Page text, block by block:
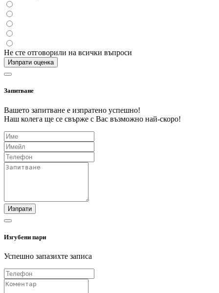
Не сте отговорили на всички въпроси
Изпрати оценка
Запитване
Вашето запитване е изпратено успешно!
Наш колега ще се свърже с Вас възможно най-скоро!
Изпрати
Изгубени пари
Успешно запазихте записа